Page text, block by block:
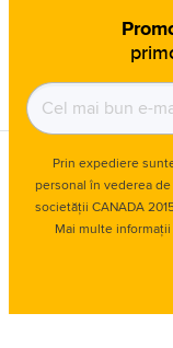
Prin expediere
personal în vederea
societății CANADA
Mai multe